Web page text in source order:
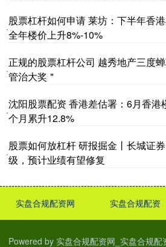
·
股票杠杆如何申请 莱坊：下半年香
全年楼价上升8%-10%
·
正规的股票杠杆公司 越秀地产三度
管治大奖＂
·
沈阳股票配资 香港差估署：6月香港
个月累升12.8%
·
股票如何放杠杆 研报掘金丨长城证
级，预计业绩有望修复
实盘合规配资网 实盘合规配资
Powered by 实盘合规配资网_实盘合规配